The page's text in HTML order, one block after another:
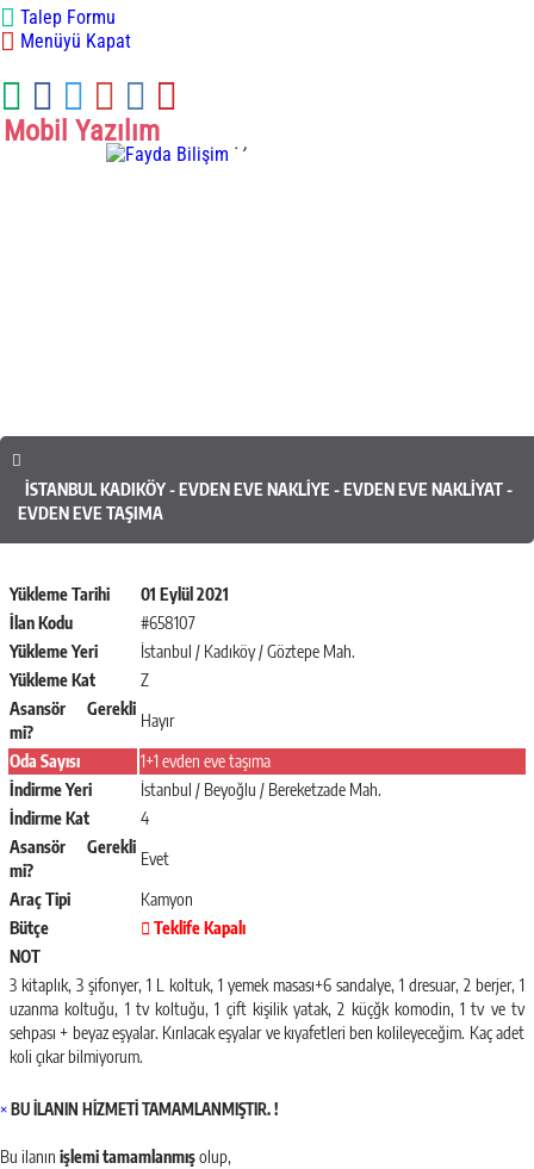
Talep Formu
Menüyü Kapat
Mobil Yazılım . ,
İSTANBUL KADIKÖY - EVDEN EVE NAKLIYE - EVDEN EVE NAKLIYAT -
EVDEN EVE TAŞIMA
Yükleme Tarihi
01 Eylül 2021
İlan Kodu
#658107
Yükleme Yeri
İstanbul / Kadıköy / Göztepe Mah.
Yükleme Kat
Z
Asansör Gerekli
mi?
Hayır
Oda Sayısı
1+1 evden eve taşıma
İndirme Yeri
İstanbul / Beyoğlu / Bereketzade Mah.
İndirme Kat
4
Asansör Gerekli
mi?
Evet
Araç Tipi
Kamyon
Bütçe
Teklife Kapalı
NOT
3 kitaplık, 3 şifonyer, 1 L koltuk, 1 yemek masası+6 sandalye, 1 dresuar, 2 berjer, 1
uzanma koltuğu, 1 tv koltuğu, 1 çift kişilik yatak, 2 küçğk komodin, 1 tv ve tv
sehpası + beyaz eşyalar. Kırılacak eşyalar ve kıyafetleri ben kolileyeceğim. Kaç adet
koli çıkar bilmiyorum.
× BU İLANIN HİZMETİ TAMAMLANMIŞTIR. !
Bu ilanın işlemi tamamlanmışolup,